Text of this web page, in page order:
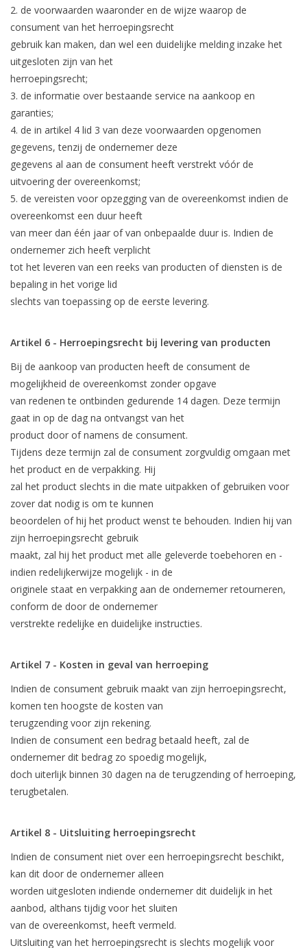
2. de voorwaarden waaronder en de wijze waarop de
consument van het herroepingsrecht
gebruik kan maken, dan wel een duidelijke melding inzake het
uitgesloten zijn van het
herroepingsrecht;
3. de informatie over bestaande service na aankoop en
garanties;
4. de in artikel 4 lid 3 van deze voorwaarden opgenomen
gegevens, tenzij de ondernemer deze
gegevens al aan de consument heeft verstrekt vóór de
uitvoering der overeenkomst;
5. de vereisten voor opzegging van de overeenkomst indien de
overeenkomst een duur heeft
van meer dan één jaar of van onbepaalde duur is. Indien de
ondernemer zich heeft verplicht
tot het leveren van een reeks van producten of diensten is de
bepaling in het vorige lid
slechts van toepassing op de eerste levering.
Artikel 6 - Herroepingsrecht bij levering van producten
Bij de aankoop van producten heeft de consument de
mogelijkheid de overeenkomst zonder opgave
van redenen te ontbinden gedurende 14 dagen. Deze termijn
gaat in op de dag na ontvangst van het
product door of namens de consument.
Tijdens deze termijn zal de consument zorgvuldig omgaan met
het product en de verpakking. Hij
zal het product slechts in die mate uitpakken of gebruiken voor
zover dat nodig is om te kunnen
beoordelen of hij het product wenst te behouden. Indien hij van
zijn herroepingsrecht gebruik
maakt, zal hij het product met alle geleverde toebehoren en -
indien redelijkerwijze mogelijk - in de
originele staat en verpakking aan de ondernemer retourneren,
conform de door de ondernemer
verstrekte redelijke en duidelijke instructies.
Artikel 7 - Kosten in geval van herroeping
Indien de consument gebruik maakt van zijn herroepingsrecht,
komen ten hoogste de kosten van
terugzending voor zijn rekening.
Indien de consument een bedrag betaald heeft, zal de
ondernemer dit bedrag zo spoedig mogelijk,
doch uiterlijk binnen 30 dagen na de terugzending of herroeping,
terugbetalen.
Artikel 8 - Uitsluiting herroepingsrecht
Indien de consument niet over een herroepingsrecht beschikt,
kan dit door de ondernemer alleen
worden uitgesloten indiende ondernemer dit duidelijk in het
aanbod, althans tijdig voor het sluiten
van de overeenkomst, heeft vermeld.
Uitsluiting van het herroepingsrecht is slechts mogelijk voor